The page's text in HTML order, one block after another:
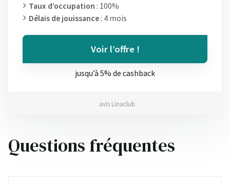
Taux d’occupation : 100%
Délais de jouissance : 4 mois
Voir l’offre !
jusqu’à 5% de cashback
avis Linaclub
Questions fréquentes